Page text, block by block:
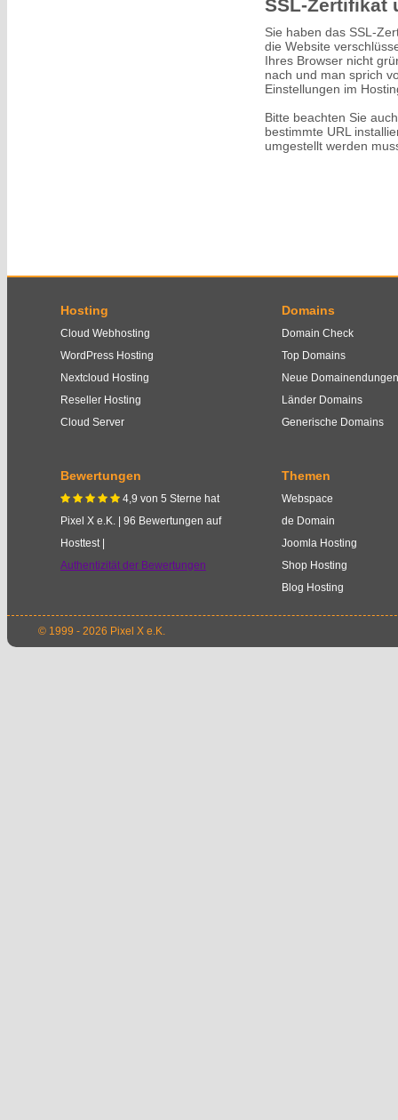
SSL-Zertifikat
Sie haben das SSL-
die Website
Ihres Browser nicht
nach und man sprich
Einstellungen im
Bitte beachten Sie
bestimmte URL
umgestellt werden
Hosting
Cloud Webhosting
WordPress Hosting
Nextcloud Hosting
Reseller Hosting
Cloud Server
Domains
Domain Check
Top Domains
Neue Domainendungen
Länder Domains
Generische Domains
Bewertungen
     4,9 von 5 Sterne hat
Pixel X e.K.
96 Bewertungen auf
Hosttest |
Authentizität der Bewertungen
Themen
Webspace
de Domain
Joomla Hosting
Shop Hosting
Blog Hosting
© 1999 - 2026 Pixel X e.K.